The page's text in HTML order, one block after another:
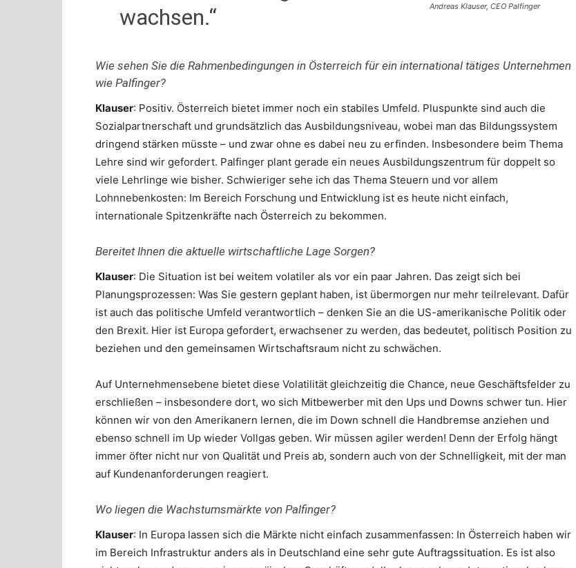
Andreas Klauser, CEO Palfinger
wachsen.“
Wie sehen Sie die Rahmenbedingungen in Österreich für ein international tätiges Unternehmen
wie Palfinger?
Klauser: Positiv. Österreich bietet immer noch ein stabiles Umfeld. Pluspunkte sind auch die
Sozialpartnerschaft und grundsätzlich das Ausbildungsniveau, wobei man das Bildungssystem
dringend stärken müsste – und zwar ohne es dabei neu zu erfinden. Insbesondere beim Thema
Lehre sind wir gefordert. Palfinger plant gerade ein neues Ausbildungszentrum für doppelt so
viele Lehrlinge wie bisher. Schwieriger sehe ich das Thema Steuern und vor allem
Lohnnebenkosten: Im Bereich Forschung und Entwicklung ist es heute nicht einfach,
internationale Spitzenkräfte nach Österreich zu bekommen.
Bereitet Ihnen die aktuelle wirtschaftliche Lage Sorgen?
Klauser: Die Situation ist bei weitem volatiler als vor ein paar Jahren. Das zeigt sich bei
Planungsprozessen: Was Sie gestern geplant haben, ist übermorgen nur mehr teilrelevant. Dafür
ist auch das politische Umfeld verantwortlich – denken Sie an die US-amerikanische Politik oder
den Brexit. Hier ist Europa gefordert, erwachsener zu werden, das bedeutet, politisch Position zu
beziehen und den gemeinsamen Wirtschaftsraum nicht zu schwächen.
Auf Unternehmensebene bietet diese Volatilität gleichzeitig die Chance, neue Geschäftsfelder zu
erschließen – insbesondere dort, wo sich Mitbewerber mit den Ups und Downs schwer tun. Hier
können wir von den Amerikanern lernen, die im Down schnell die Handbremse anziehen und
ebenso schnell im Up wieder Vollgas geben. Wir müssen agiler werden! Denn der Erfolg hängt
immer öfter nicht nur von Qualität und Preis ab, sondern auch von der Schnelligkeit, mit der man
auf Kundenanforderungen reagiert.
Wo liegen die Wachstumsmärkte von Palfinger?
Klauser: In Europa lassen sich die Märkte nicht einfach zusammenfassen: In Österreich haben wir
im Bereich Infrastruktur anders als in Deutschland eine sehr gute Auftragssituation. Es ist also